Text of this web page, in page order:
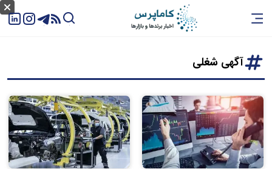
آگهی شغلی